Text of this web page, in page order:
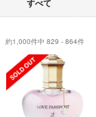
すべて
約1,000件中 829 - 864件